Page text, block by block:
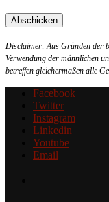
Disclaimer: Aus Gründen der
Verwendung der männlichen
betreffen gleichermaßen alle
Facebook
Twitter
Instagram
Linkedin
Youtube
Email